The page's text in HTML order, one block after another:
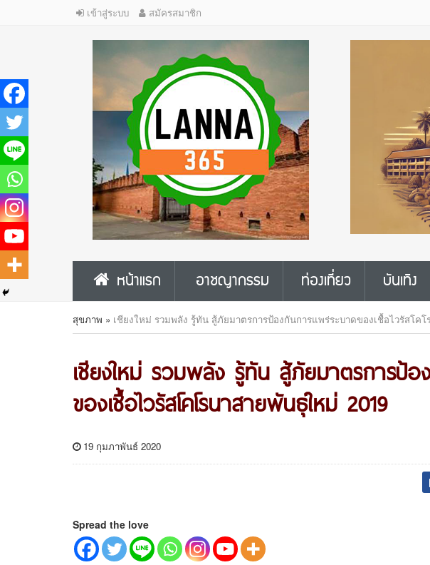
เข้าสู่ระบบ สมัครสมาชิก
หน้าแรก อาชญากรรม ท่องเที่ยว บันเทิง
สุขภาพ » เชียงใหม่ รวมพลัง รู้ทัน สู้ภัยมาตรการป้องกันการแพร่ระบาดของเชื้อไวรัสโค
เชียงใหม่ รวมพลัง รู้ทัน สู้ภัยมาตรการป้อ
ของเชื้อไวรัสโคโรนาสายพันธุ์ใหม่ 2019
19 กุมภาพันธ์ 2020
Spread the love